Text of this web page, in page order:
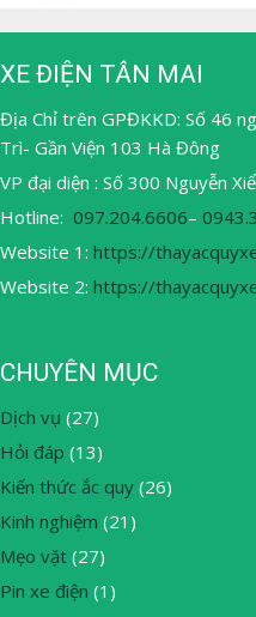
XE ĐIỆN TÂN MAI
Địa Chỉ trên GPĐKKD: Số 46
Trì- Gần Viện 103 Hà Đông
VP đại diện : Số 300 Nguyễn
Hotline: 097.204.6606–
Website 1: https://
Website 2: https://
CHUYÊN MỤC
Dịch vụ (27)
Hỏi đáp (13)
Kiến thức ắc quy (26)
Kinh nghiệm (21)
Mẹo vặt (27)
Pin xe điện (1)